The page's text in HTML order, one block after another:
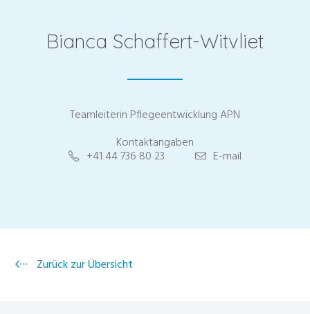
Bianca Schaffert-Witvliet
Teamleiterin Pflegeentwicklung APN
Kontaktangaben
+41 44 736 80 23 E-mail
Zurück zur Übersicht